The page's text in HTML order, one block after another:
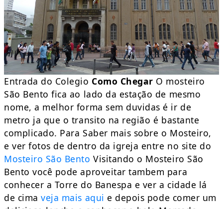
Entrada do Colegio Como Chegar O mosteiro
São Bento fica ao lado da estação de mesmo
nome, a melhor forma sem duvidas é ir de
metro ja que o transito na região é bastante
complicado. Para Saber mais sobre o Mosteiro,
e ver fotos de dentro da igreja entre no site do
Mosteiro São Bento Visitando o Mosteiro São
Bento você pode aproveitar tambem para
conhecer a Torre do Banespa e ver a cidade lá
de cimaveja mais aqui e depois pode comer um